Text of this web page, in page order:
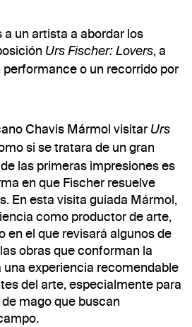
un artista a abordar los
Urs Fischer: Lovers, a
performance o un recorrido por
Chavis Mármol visitar Urs
si se tratara de un gran
las primeras impresiones es
en que Fischer resuelve
En esta visita guiada Mármol,
como productor de arte,
en el que revisará algunos de
obras que conforman la
una experiencia recomendable
del arte, especialmente para
mago que buscan